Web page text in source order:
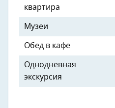
квартира
Музеи
Обед в кафе
Однодневная
экскурсия